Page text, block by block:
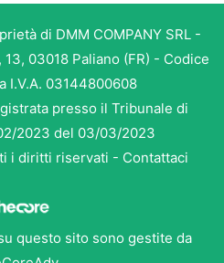
di DMM COMPANY SRL -
03018 Paliano (FR) - Codice
I.V.A. 03144800608
presso il Tribunale di
2023 del 03/03/2023
i diritti riservati - Contattaci
questo sito sono gestite da